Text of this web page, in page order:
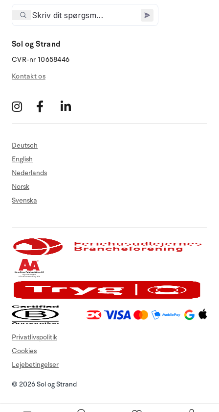
Sol og Strand
CVR-nr 10658446
Kontakt os
Deutsch
English
Nederlands
Norsk
Svenska
© 2026 Sol og Strand
Privatlivspolitik
Cookies
Lejebetingelser